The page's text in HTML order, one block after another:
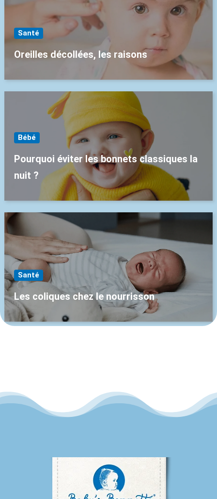
Santé
Oreilles décollées, les raisons
Bébé
Pourquoi éviter les bonnets classiques la
nuit ?
Santé
Les coliques chez le nourrisson